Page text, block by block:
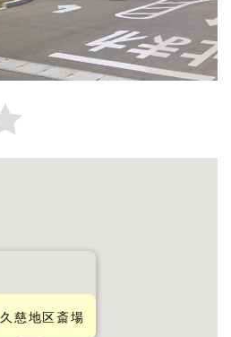
久慈地区斎場